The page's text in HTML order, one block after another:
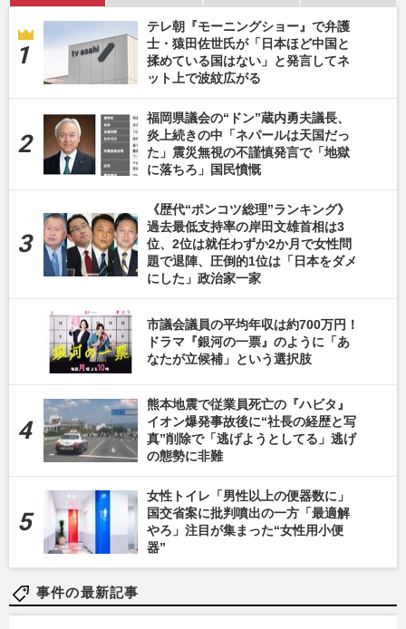
テレ朝『モーニングショー』で弁護
士・猿田佐世氏が「日本ほど中国と
揉めている国はない」と発言してネ
ット上で波紋広がる
福岡県議会の“ドン”蔵内勇夫議長、
炎上続きの中「ネパールは天国だっ
た」震災無視の不謹慎発言で「地獄
に落ちろ」国民憤慨
《歴代“ポンコツ総理”ランキング》
過去最低支持率の岸田文雄首相は3
位、2位は就任わずか2か月で女性問
題で退陣、圧倒的1位は「日本をダメ
にした」政治家一家
市議会議員の平均年収は約700万円！
ドラマ『銀河の一票』のように「あ
なたが立候補」という選択肢
熊本地震で従業員死亡の『ハビタ』
イオン爆発事故後に“社長の経歴と写
真”削除で「逃げようとしてる」逃げ
の態勢に非難
女性トイレ「男性以上の便器数に」
国交省案に批判噴出の一方「最適解
やろ」注目が集まった“女性用小便
器”
事件の最新記事